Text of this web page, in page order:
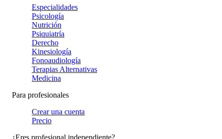
Especialidades
Psicología
Nutrición
Psiquiatría
Derecho
Kinesiología
Fonoaudiología
Terapias Alternativas
Medicina
Para profesionales
Crear una cuenta
Precio